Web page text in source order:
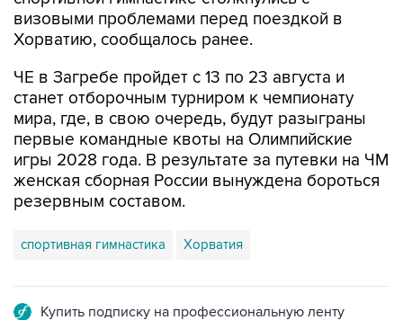
визовыми проблемами перед поездкой в
Хорватию, сообщалось ранее.
ЧЕ в Загребе пройдет с 13 по 23 августа и
станет отборочным турниром к чемпионату
мира, где, в свою очередь, будут разыграны
первые командные квоты на Олимпийские
игры 2028 года. В результате за путевки на ЧМ
женская сборная России вынуждена бороться
резервным составом.
спортивная гимнастика Хорватия
Купить подписку на профессиональную ленту